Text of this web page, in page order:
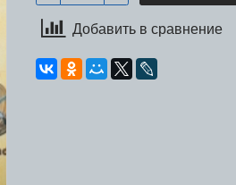
Добавить в сравнение